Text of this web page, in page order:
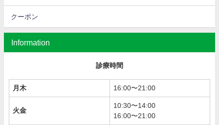
クーポン
Information
診療時間
月木 16:00〜21:00
火金
10:30〜14:00
16:00〜21:00